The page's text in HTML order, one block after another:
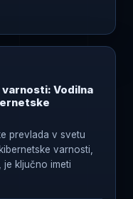
Vodilna
prevlada v svetu
varnosti,
je ključno imeti